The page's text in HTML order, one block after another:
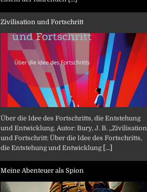
Zivilisation und Fortschritt
Über die Idee des Fortschritts, die Entstehung
und Entwicklung. Autor: Bury, J. B. „Zivilisation
und Fortschritt: Über die Idee des Fortschritts,
die Entstehung und Entwicklung [...]
Meine Abenteuer als Spion